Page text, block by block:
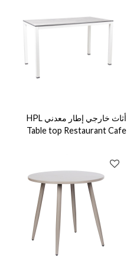
أثاث خارجي إطار معدني HPL
Table top Restaurant Cafe